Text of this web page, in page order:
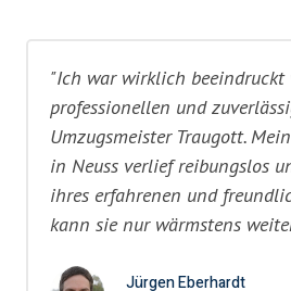
"Ich war wirklich beeindruckt
professionellen und
Umzugsmeister Traugott.
in Neuss verlief reibungslos
ihres erfahrenen und
kann sie nur wärmstens
Jürgen Eberhardt